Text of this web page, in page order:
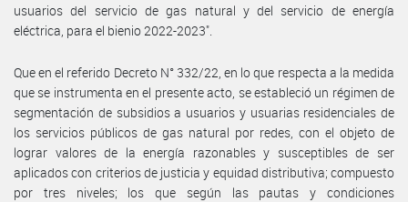
usuarios del servicio de gas natural y del servicio de energía
eléctrica, para el bienio 2022-2023".
Que en el referido Decreto N° 332/22, en lo que respecta a la medida
que se instrumenta en el presente acto, se estableció un régimen de
segmentación de subsidios a usuarios y usuarias residenciales de
los servicios públicos de gas natural por redes, con el objeto de
lograr valores de la energía razonables y susceptibles de ser
aplicados con criterios de justicia y equidad distributiva; compuesto
por tres niveles; los que según las pautas y condiciones